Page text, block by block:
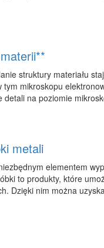
struktury materiału
mikroskopu
na poziomie
metali
elementem
to produkty, które
Dzięki nim można